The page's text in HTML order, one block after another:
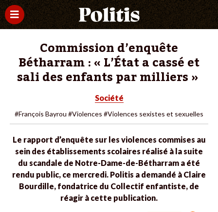
Commission d’enquête
Bétharram : « L’État a cassé et
sali des enfants par milliers »
Société
#François Bayrou #Violences #Violences sexistes et sexuelles
Le rapport d’enquête sur les violences commises au
sein des établissements scolaires réalisé à la suite
du scandale de Notre-Dame-de-Bétharram a été
rendu public, ce mercredi. Politis a demandé à Claire
Bourdille, fondatrice du Collectif enfantiste, de
réagir à cette publication.